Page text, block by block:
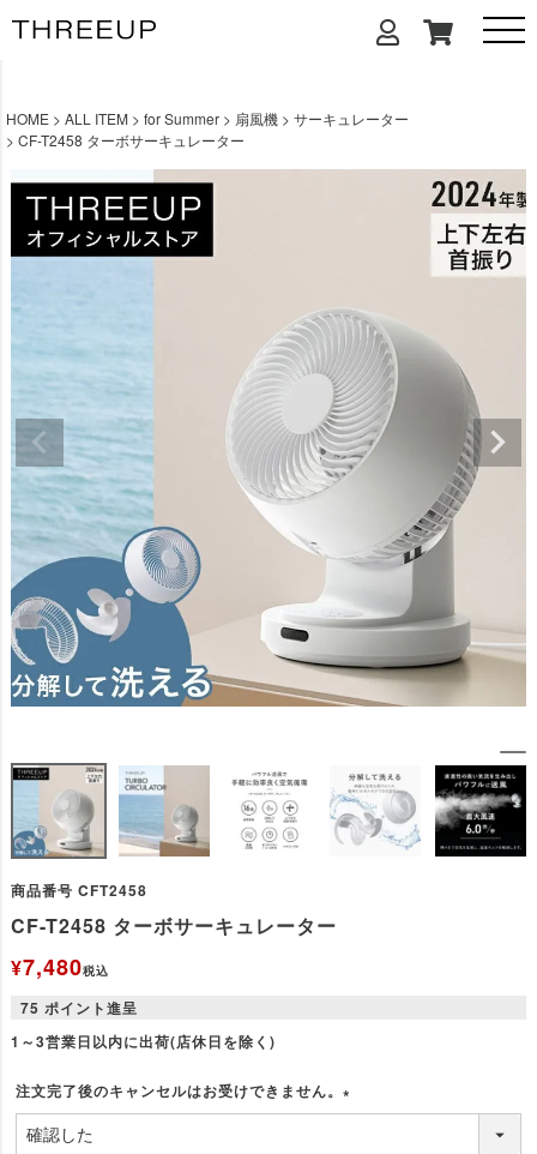
HOME ALL ITEM for Summer 扇風機
サーキュレーター
CF-T2458 ターボサーキュレーター
商品番号 CFT2458
CF-T2458 ターボサーキュレーター
¥7,480税込
75 ポイント進呈
1～3営業日以内に出荷(店休日を除く)
注文完了後のキャンセルはお受けできません。
必